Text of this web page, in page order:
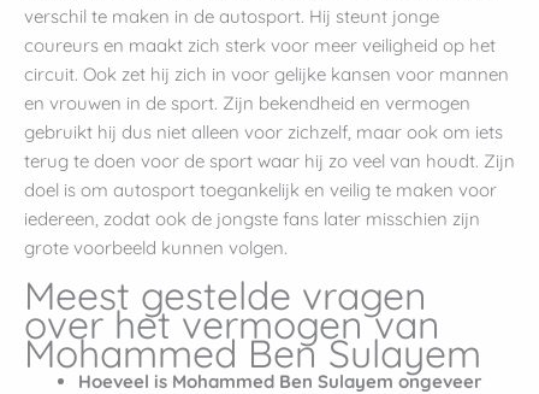
verschil te maken in de autosport. Hij steunt jonge
coureurs en maakt zich sterk voor meer veiligheid op het
circuit. Ook zet hij zich in voor gelijke kansen voor mannen
en vrouwen in de sport. Zijn bekendheid en vermogen
gebruikt hij dus niet alleen voor zichzelf, maar ook om iets
terug te doen voor de sport waar hij zo veel van houdt. Zijn
doel is om autosport toegankelijk en veilig te maken voor
iedereen, zodat ook de jongste fans later misschien zijn
grote voorbeeld kunnen volgen.
Meest gestelde vragen
over het vermogen van
Mohammed Ben Sulayem
Hoeveel is Mohammed Ben Sulayem ongeveer